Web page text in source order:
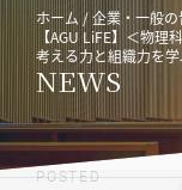
ホーム
企業・一般
【AGU LiFE】＜物
考える力と組織力を
NEWS
POSTED